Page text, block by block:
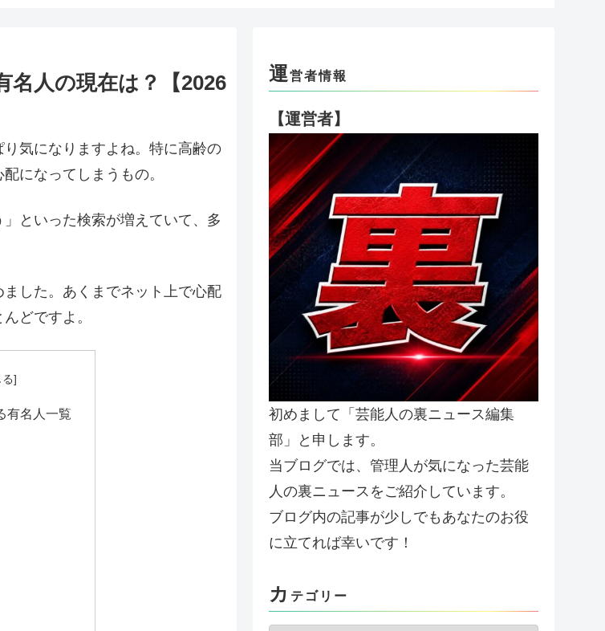
名人の現在は？【2026
気になりますよね。特に高齢の
になってしまうもの。
といった検索が増えていて、多
した。あくまでネット上で心配
どですよ。
有名人一覧
運営者情報
【運営者】
初めまして「芸能人の裏ニュース編集
部」と申します。
当ブログでは、管理人が気になった芸能
人の裏ニュースをご紹介しています。
ブログ内の記事が少しでもあなたのお役
に立てれば幸いです！
カ テゴリー